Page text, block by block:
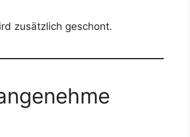
zusätzlich geschont.